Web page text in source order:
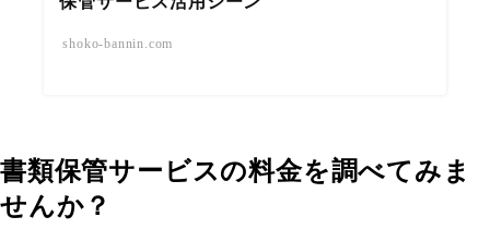
shoko-bannin.com
書類保管サービスの料金を調べてみま
せんか？